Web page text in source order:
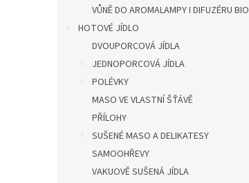
VŮNĚ DO AROMALAMPY I DIFUZÉRU BIO
HOTOVÉ JÍDLO
DVOUPORCOVÁ JÍDLA
JEDNOPORCOVÁ JÍDLA
POLÉVKY
MASO VE VLASTNÍ ŠŤÁVĚ
PŘÍLOHY
SUŠENÉ MASO A DELIKATESY
SAMOOHŘEVY
VAKUOVĚ SUŠENÁ JÍDLA